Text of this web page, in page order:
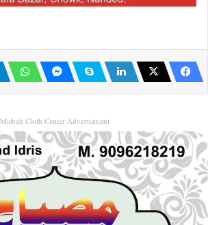
Misbah Cloth Center Advertisment